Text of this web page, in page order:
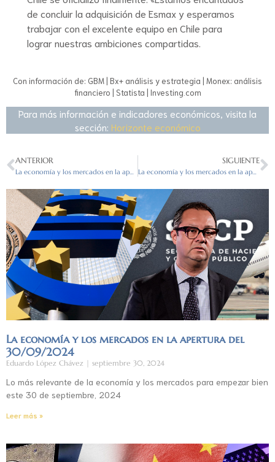
de concluir la adquisición de Esmax y esperamos
trabajar con el excelente equipo en Chile para
lograr nuestras ambiciones compartidas.
Con información de: GBM | Bx+ análisis y estrategia | Monex: análisis
financiero | Statista | Investing.com
Para más información e indicadores económicos, visita la
sección: Horizonte económico
ANTERIOR SIGUIENTE
La economía y los mercados en la apertura del 05/03/2024
La economía y los mercados en la apertura del
30/09/2024
Eduardo López Chávez septiembre 30, 2024
Lo más relevante de la economía y los mercados para empezar bien
este 30 de septiembre, 2024
Leer más »